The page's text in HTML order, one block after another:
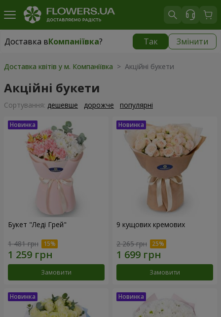
Доставка вКомпаніївка? Так Змінити
Доставка вКомпаніївка| безкоштовно
Доставка квітів у м. Компаніївка > Акційні букети
Акційні букети
Сортування: дешевше дорожче популярні
Букет "Леді Грей"
1 481 грн
Замовити
9 кущових кремових
2 265 грн
Замовити